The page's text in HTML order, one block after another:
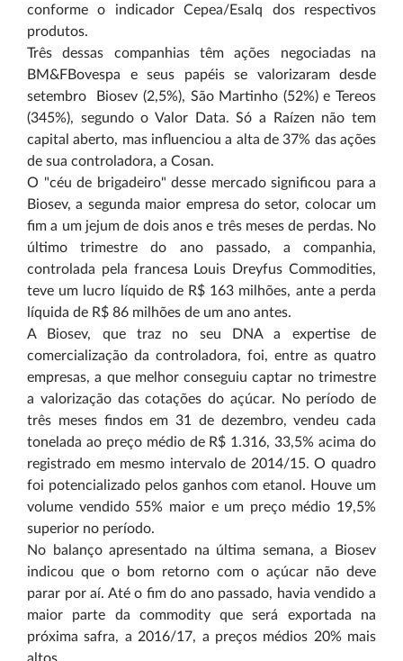
conforme o indicador Cepea/Esalq dos respectivos
produtos.
Três dessas companhias têm ações negociadas na
BM&FBovespa e seus papéis se valorizaram desde
setembro ­ Biosev (2,5%), São Martinho (52%) e Tereos
(345%), segundo o Valor Data. Só a Raízen não tem
capital aberto, mas influenciou a alta de 37% das ações
de sua controladora, a Cosan.
O "céu de brigadeiro" desse mercado significou para a
Biosev, a segunda maior empresa do setor, colocar um
fim a um jejum de dois anos e três meses de perdas. No
último trimestre do ano passado, a companhia,
controlada pela francesa Louis Dreyfus Commodities,
teve um lucro líquido de R$ 163 milhões, ante a perda
líquida de R$ 86 milhões de um ano antes.
A Biosev, que traz no seu DNA a expertise de
comercialização da controladora, foi, entre as quatro
empresas, a que melhor conseguiu captar no trimestre
a valorização das cotações do açúcar. No período de
três meses findos em 31 de dezembro, vendeu cada
tonelada ao preço médio de R$ 1.316, 33,5% acima do
registrado em mesmo intervalo de 2014/15. O quadro
foi potencializado pelos ganhos com etanol. Houve um
volume vendido 55% maior e um preço médio 19,5%
superior no período.
No balanço apresentado na última semana, a Biosev
indicou que o bom retorno com o açúcar não deve
parar por aí. Até o fim do ano passado, havia vendido a
maior parte da commodity que será exportada na
próxima safra, a 2016/17, a preços médios 20% mais